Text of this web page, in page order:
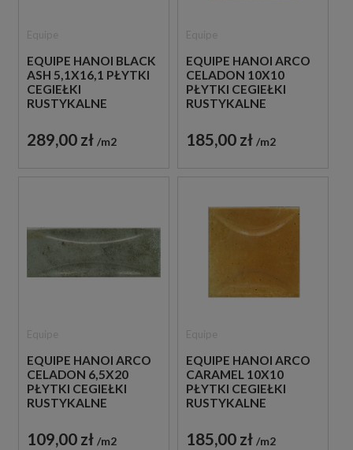
EQUIPE HANOI BLACK
ASH 5,1X16,1 PŁYTKI
CEGIEŁKI
RUSTYKALNE
289,00 zł m2
EQUIPE HANOI ARCO
CELADON 10X10
PŁYTKI CEGIEŁKI
RUSTYKALNE
185,00 zł m2
EQUIPE HANOI ARCO
CELADON 6,5X20
PŁYTKI CEGIEŁKI
RUSTYKALNE
109,00 zł m2
EQUIPE HANOI ARCO
CARAMEL 10X10
PŁYTKI CEGIEŁKI
RUSTYKALNE
185,00 zł m2